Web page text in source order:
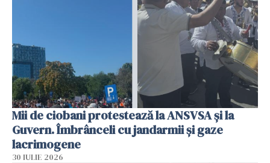
Mii de ciobani protestează la ANSVSA și la
Guvern. Îmbrânceli cu jandarmii și gaze
lacrimogene
30 IULIE 2026